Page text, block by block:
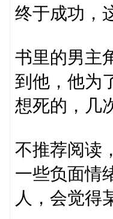
终于成功，
书里的男主
到他，他为
想死的，几
不推荐阅读
一些负面情
人，会觉得